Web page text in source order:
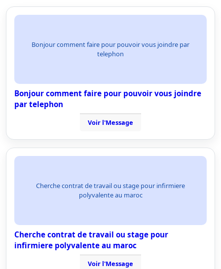
Bonjour comment faire pour pouvoir vous joindre par
telephon
Bonjour comment faire pour pouvoir vous joindre
par telephon
Voir l'Message
Cherche contrat de travail ou stage pour infirmiere
polyvalente au maroc
Cherche contrat de travail ou stage pour
infirmiere polyvalente au maroc
Voir l'Message